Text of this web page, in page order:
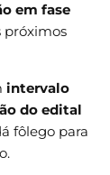
em fase
próximos
intervalo
do edital
fôlego para